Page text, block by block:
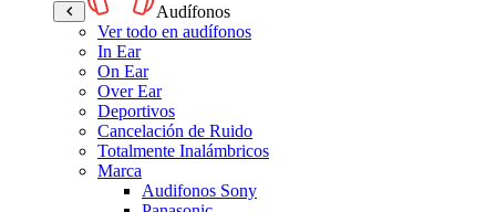
Audífonos
Ver todo en audífonos
In Ear
On Ear
Over Ear
Deportivos
Cancelación de Ruido
Totalmente Inalámbricos
Marca
Audifonos Sony